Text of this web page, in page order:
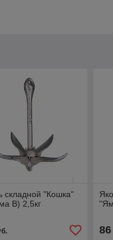
складной "Кошка"
В) 2,5кг
86